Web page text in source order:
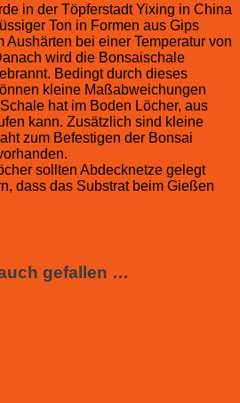
in der Töpferstadt Yixing in China
Ton in Formen aus Gips
Aushärten bei einer Temperatur von
wird die Bonsaischale
Bedingt durch dieses
kleine Maßabweichungen
hat im Boden Löcher, aus
kann. Zusätzlich sind kleine
zum Befestigen der Bonsai
sollten Abdecknetze gelegt
dass das Substrat beim Gießen
gefallen …